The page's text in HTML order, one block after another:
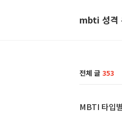
전체 글 353
MBTI 타입